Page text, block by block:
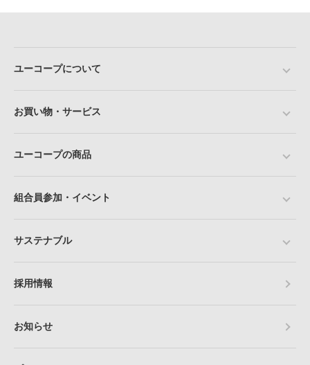
ユーコープについて
お買い物・サービス
ユーコープの商品
組合員参加・イベント
サステナブル
採用情報
お知らせ